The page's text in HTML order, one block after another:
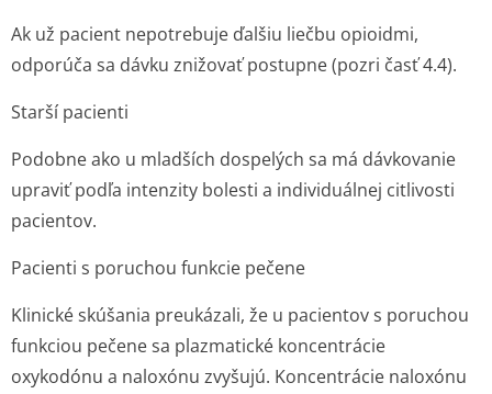
Ak už pacient nepotrebuje ďalšiu liečbu opioidmi,
odporúča sa dávku znižovať postupne (pozri časť 4.4).
Starší pacienti
Podobne ako u mladších dospelých sa má dávkovanie
upraviť podľa intenzity bolesti a individuálnej citlivosti
pacientov.
Pacienti s poruchou funkcie pečene
Klinické skúšania preukázali, že u pacientov s poruchou
funkciou pečene sa plazmatické koncentrácie
oxykodónu a naloxónu zvyšujú. Koncentrácie naloxónu